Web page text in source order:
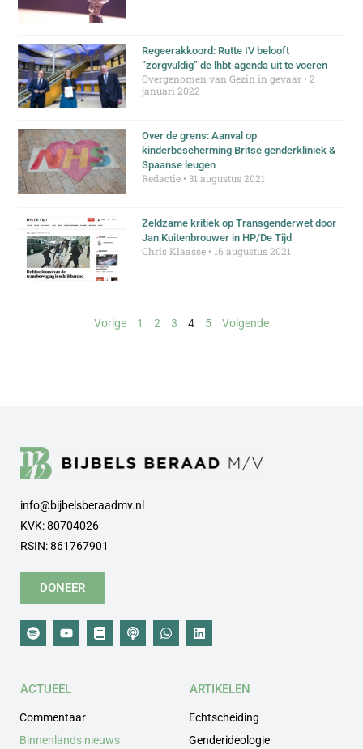
Regeerakkoord: Rutte IV belooft
”zorgvuldig” de lhbt-agenda uit te voeren
Overgenomen van Gezin in gevaar
2
januari 2022
Over de grens: Aanval op
kinderbescherming Britse genderkliniek &
Spaanse leugen
Redactie 31 augustus 2021
Zeldzame kritiek op Transgenderwet door
Jan Kuitenbrouwer in HP/De Tijd
Chris Klaasse 16 augustus 2021
Vorige 1 2 3 4 5 Volgende
info@bijbelsberaadmv.nl
KVK: 80704026
RSIN: 861767901
DONEER
ACTUEEL
Commentaar
Binnenlands nieuws
ARTIKELEN
Echtscheiding
Genderideologie